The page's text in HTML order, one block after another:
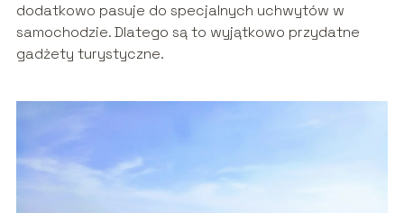
dodatkowo pasuje do specjalnych uchwytów w
samochodzie. Dlatego są to wyjątkowo przydatne
gadżety turystyczne.